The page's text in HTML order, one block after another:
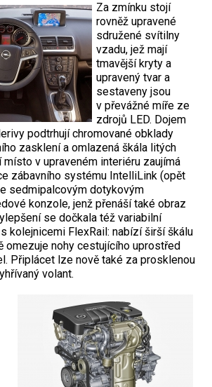
Za zmínku stojí
rovněž upravené
sdružené svítilny
vzadu, jež mají
tmavější kryty a
upravený tvar a
sestaveny jsou
v převážné míře ze
zdrojů LED. Dojem
podtrhují chromované obklady
zasklení a omlazená škála litých
místo v upraveném interiéru zaujímá
zábavního systému IntelliLink (opět
sedmipalcovým dotykovým
konzole, jenž přenáší také obraz
se dočkala též variabilní
kolejnicemi FlexRail: nabízí širší škálu
omezuje nohy cestujícího uprostřed
Připlácet lze nově také za prosklenou
volant.